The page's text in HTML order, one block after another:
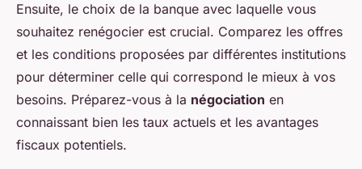
Ensuite, le choix de la banque avec laquelle vous
souhaitez renégocier est crucial. Comparez les offres
et les conditions proposées par différentes institutions
pour déterminer celle qui correspond le mieux à vos
besoins. Préparez-vous à la négociation en
connaissant bien les taux actuels et les avantages
fiscaux potentiels.